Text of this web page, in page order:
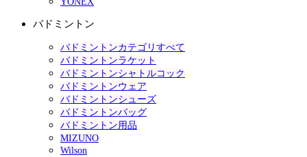
バドミントン
バドミントンカテゴリすべて
バドミントンラケット
バドミントンシャトルコック
バドミントンウェア
バドミントンシューズ
バドミントンバッグ
バドミントン用品
MIZUNO
Wilson